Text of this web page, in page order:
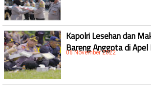
Kapolri Lesehan dan
Bareng Anggota di Apel
06 November 2022